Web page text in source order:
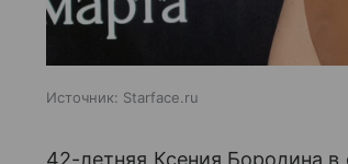
Источник: Starface.ru
42-летняя Ксения Бородина